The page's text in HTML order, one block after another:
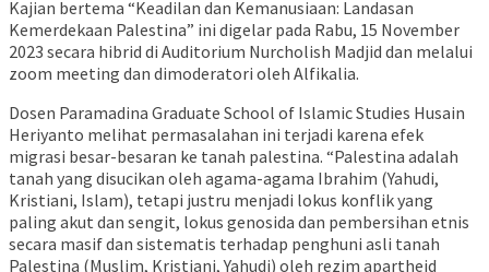
Kajian bertema “Keadilan dan Kemanusiaan: Landasan
Kemerdekaan Palestina” ini digelar pada Rabu, 15 November
2023 secara hibrid di Auditorium Nurcholish Madjid dan melalui
zoom meeting dan dimoderatori oleh Alfikalia.
Dosen Paramadina Graduate School of Islamic Studies Husain
Heriyanto melihat permasalahan ini terjadi karena efek
migrasi besar-besaran ke tanah palestina. “Palestina adalah
tanah yang disucikan oleh agama-agama Ibrahim (Yahudi,
Kristiani, Islam), tetapi justru menjadi lokus konflik yang
paling akut dan sengit, lokus genosida dan pembersihan etnis
secara masif dan sistematis terhadap penghuni asli tanah
Palestina (Muslim, Kristiani, Yahudi) oleh rezim apartheid